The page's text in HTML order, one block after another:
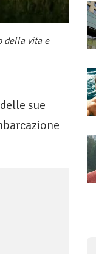
della vita e
sue